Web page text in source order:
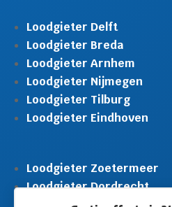
Loodgieter Delft
Loodgieter Breda
Loodgieter Arnhem
Loodgieter Nijmegen
Loodgieter Tilburg
Loodgieter Eindhoven
Loodgieter Zoetermeer
Loodgieter Dordrecht